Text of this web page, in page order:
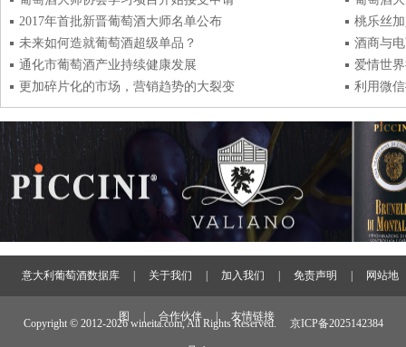
2017年首批新晋葡萄酒大师名单公布
桃乐丝
未来如何造就葡萄酒超级单品？
酒商与
通化市葡萄酒产业持续健康发展
爱情世
更加碎片化的市场，营销趋势的大裂变
利用微
意大利葡萄酒数据库 关于我们 加入我们 免责声明 网站地
图 合作伙伴 友情链接
Copyright © 2012-2026 wineita.com, All Rights Reserved. 京ICP备2025142384